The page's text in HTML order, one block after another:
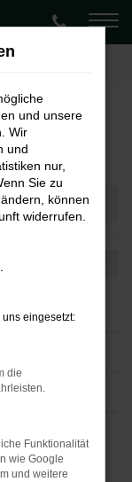
und unsere
Wir
und
nur,
Sie zu
können
widerrufen.
eingesetzt:
die
Funktionalität
wie Google
und weitere